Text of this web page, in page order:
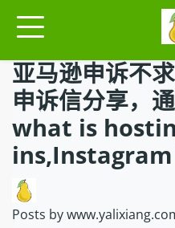
亚马逊申诉不
申诉信分享，
what is
Posts by